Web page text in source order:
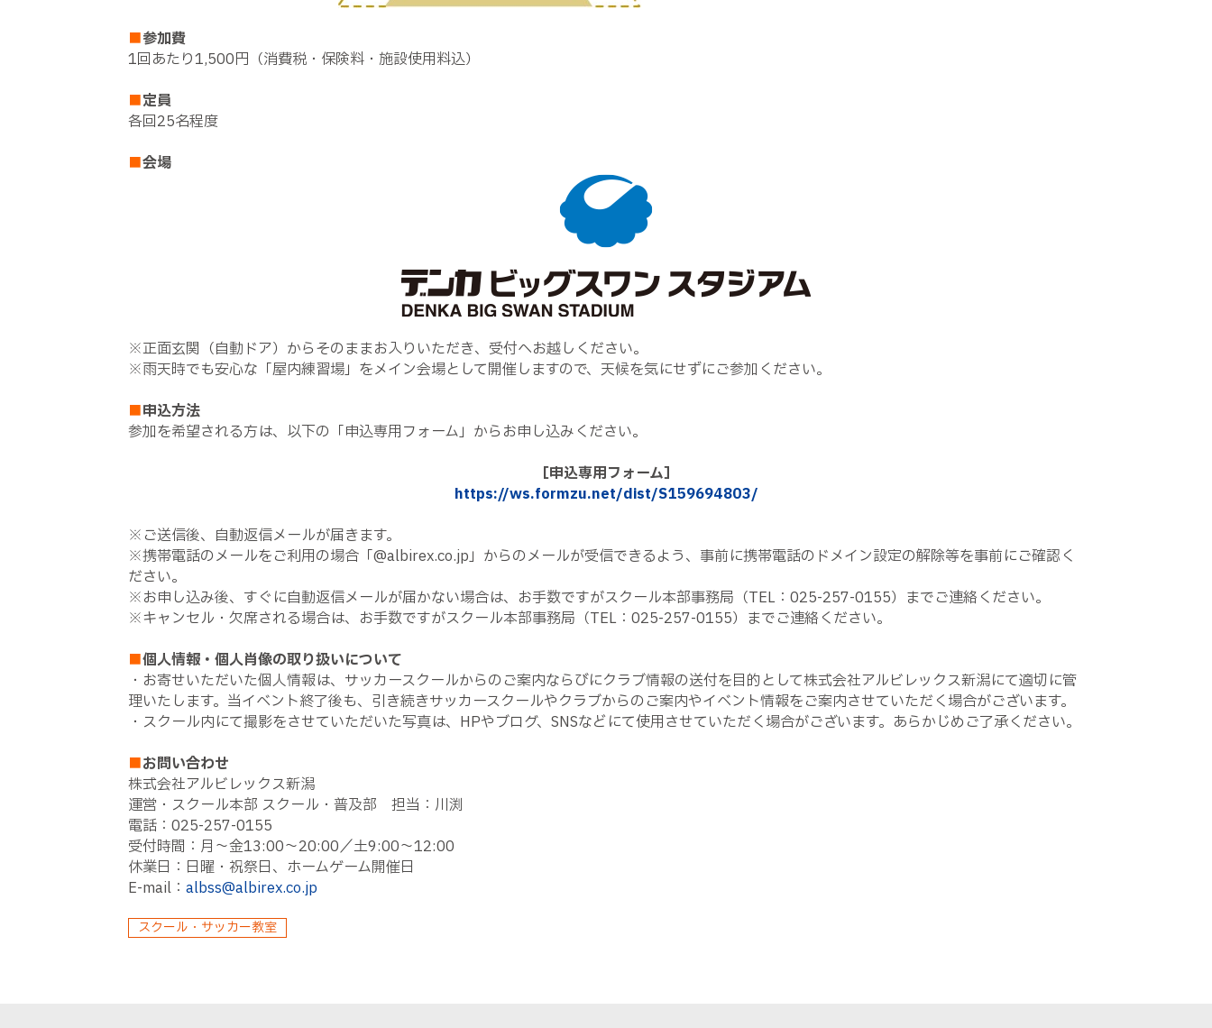
■参加費
1回あたり1,500円（消費税・保険料・施設使用料込）
■定員
各回25名程度
■会場
※正面玄関（自動ドア）からそのままお入りいただき、受付へお越しください。
※雨天時でも安心な「屋内練習場」をメイン会場として開催しますので、天候を気にせずにご参加ください。
■申込方法
参加を希望される方は、以下の「申込専用フォーム」からお申し込みください。
［申込専用フォーム］
https://ws.formzu.net/dist/S159694803/
※ご送信後、自動返信メールが届きます。
※携帯電話のメールをご利用の場合「@albirex.co.jp」からのメールが受信できるよう、事前に携帯電話のドメイン設定の解除等を事前にご確認く
ださい。
※お申し込み後、すぐに自動返信メールが届かない場合は、お手数ですがスクール本部事務局（TEL：025-257-0155）までご連絡ください。
※キャンセル・欠席される場合は、お手数ですがスクール本部事務局（TEL：025-257-0155）までご連絡ください。
■個人情報・個人肖像の取り扱いについて
・お寄せいただいた個人情報は、サッカースクールからのご案内ならびにクラブ情報の送付を目的として株式会社アルビレックス新潟にて適切に管
理いたします。当イベント終了後も、引き続きサッカースクールやクラブからのご案内やイベント情報をご案内させていただく場合がございます。
・スクール内にて撮影をさせていただいた写真は、HPやブログ、SNSなどにて使用させていただく場合がございます。あらかじめご了承ください。
■お問い合わせ
株式会社アルビレックス新潟
運営・スクール本部 スクール・普及部 担当：川渕
電話：025-257-0155
受付時間：月～金13:00～20:00／土9:00～12:00
休業日：日曜・祝祭日、ホームゲーム開催日
E-mail： albss@albirex.co.jp
スクール・サッカー教室